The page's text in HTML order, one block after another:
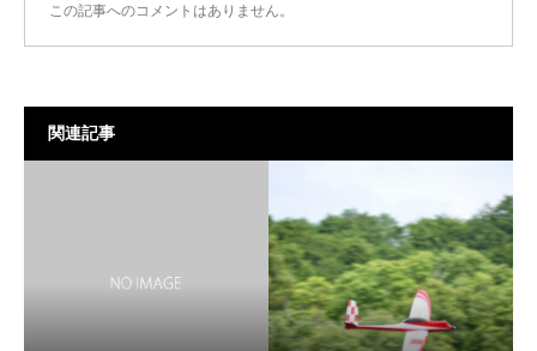
この記事へのコメントはありません。
関連記事